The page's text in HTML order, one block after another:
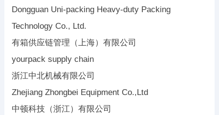
Dongguan Uni-packing Heavy-duty Packing
Technology Co., Ltd.
有箱供应链管理（上海）有限公司
yourpack supply chain
浙江中北机械有限公司
Zhejiang Zhongbei Equipment Co.,Ltd
中顿科技（浙江）有限公司